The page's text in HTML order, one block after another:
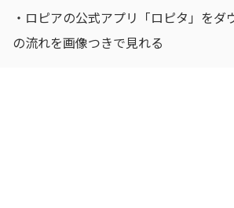
・ロピアの公式アプリ「ロピタ」を
の流れを画像つきで見れる